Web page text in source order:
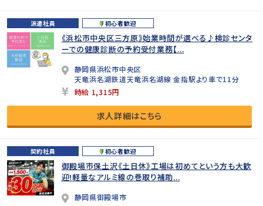
派遣社員 初心者歓迎
《浜松市中央区三方原》始業時間が選べる♪検診センタ
ーでの健康診断の予約受付業務【...
静岡県浜松市中央区
天竜浜名湖鉄道天竜浜名湖線 金指駅より車で11分
時給 1,315円
求人詳細はこちら
契約社員 初心者歓迎
御殿場市保土沢《土日休》工場は初めてという方も大歓
迎!軽量なアルミ線の巻取り補助...
静岡県御殿場市